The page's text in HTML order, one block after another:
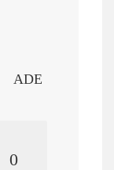
ADE
0